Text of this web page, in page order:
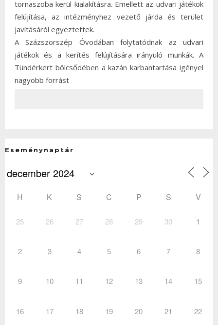
tornaszoba kerül kialakításra. Emellett az udvari játékok
felújítása, az intézményhez vezető járda és terület
javításáról egyeztettek.
A Százszorszép Óvodában folytatódnak az udvari
játékok és a kerítés felújítására irányuló munkák. A
Tündérkert bölcsődében a kazán karbantartása igényel
nagyobb forrást
Eseménynaptár
H K S C P S V
25 26 27 28 29 30 1
2 3 4 5 6 7 8
9 10 11 12 13 14 15
16 17 18 19 20 21 22